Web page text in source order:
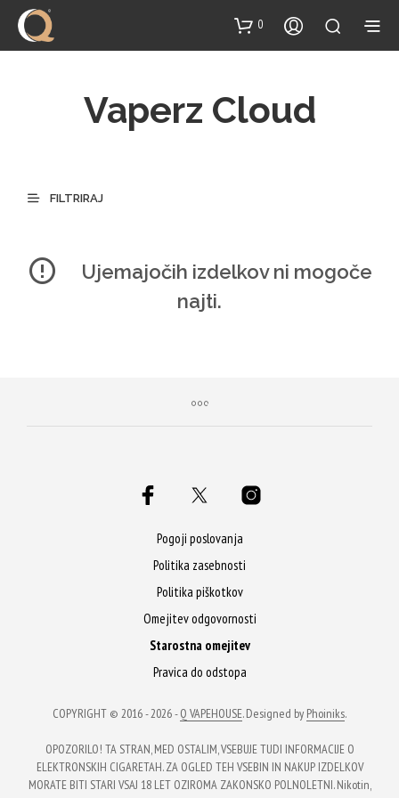
content
0
Vaperz Cloud
FILTRIRAJ
Ujemajočih izdelkov ni mogoče
najti.
Pogoji poslovanja
Politika zasebnosti
Politika piškotkov
Omejitev odgovornosti
Starostna omejitev
Pravica do odstopa
COPYRIGHT © 2016 - 2026 -Q VAPEHOUSE. Designed by Phoiniks.
OPOZORILO! TA STRAN, MED OSTALIM, VSEBUJE TUDI INFORMACIJE O
ELEKTRONSKIH CIGARETAH. ZA OGLED TEH VSEBIN IN NAKUP IZDELKOV
MORATE BITI STARI VSAJ 18 LET OZIROMA ZAKONSKO POLNOLETNI. Nikotin,